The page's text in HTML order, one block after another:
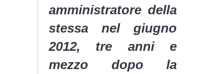
amministratore della
stessa nel giugno
2012, tre anni e
mezzo dopo la